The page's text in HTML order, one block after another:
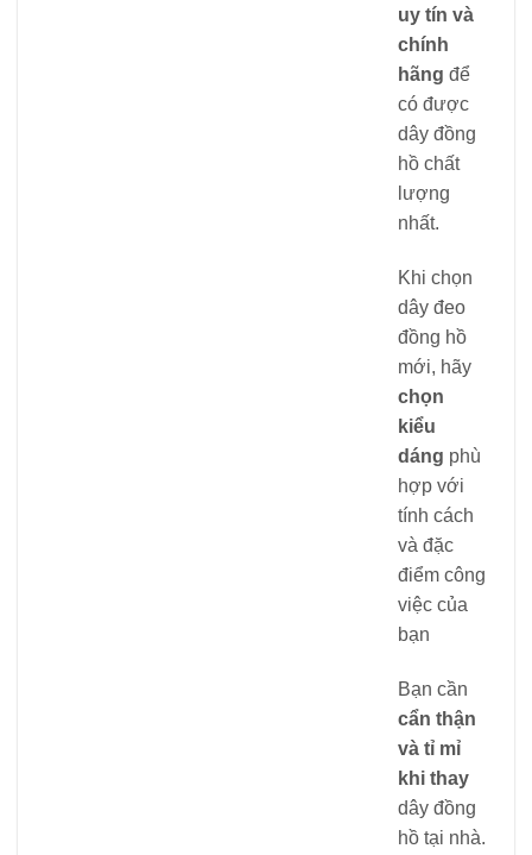
uy tín và
chính
hãng để
có được
dây đồng
hồ chất
lượng
nhất.
Khi chọn
dây đeo
đồng hồ
mới, hãy
chọn
kiểu
dáng phù
hợp với
tính cách
và đặc
điểm công
việc của
bạn
Bạn cần
cẩn thận
và tỉ mỉ
khi thay
dây đồng
hồ tại nhà.